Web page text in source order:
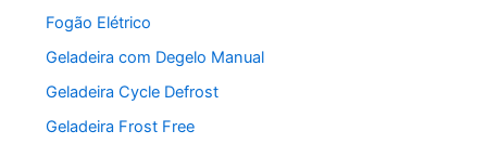
Fogão Elétrico
Geladeira com Degelo Manual
Geladeira Cycle Defrost
Geladeira Frost Free